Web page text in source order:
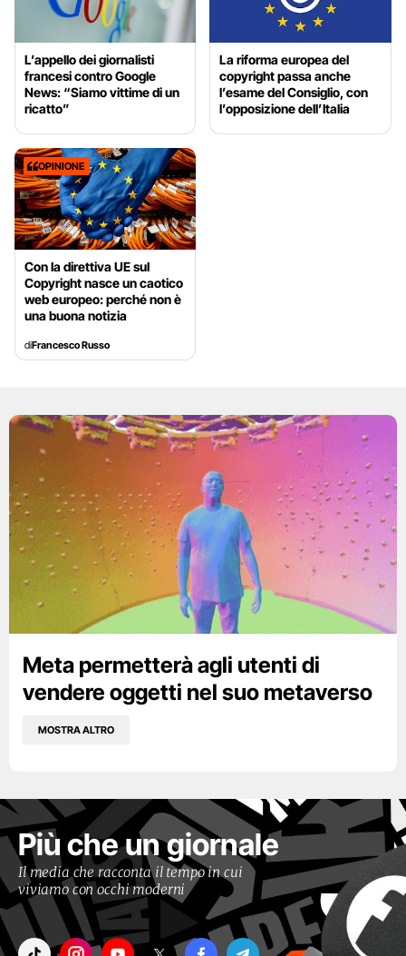
L’appello dei giornalisti
francesi contro Google
News: “Siamo vittime di un
ricatto”
La riforma europea del
copyright passa anche
l’esame del Consiglio, con
l’opposizione dell’Italia
OPINIONE
Con la direttiva UE sul
Copyright nasce un caotico
web europeo: perché non è
una buona notizia
diFrancesco Russo
Meta permetterà agli utenti di
vendere oggetti nel suo metaverso
MOSTRA ALTRO
Più che un giornale
Il media che racconta il tempo in cui
viviamo con occhi moderni